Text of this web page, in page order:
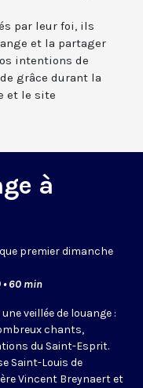
par leur foi, ils
et la partager
intentions de
grâce durant la
et le site
à
premier dimanche
• 60 min
veillée de louange :
chants,
du Saint-Esprit.
Saint-Louis de
Vincent Breynaert et